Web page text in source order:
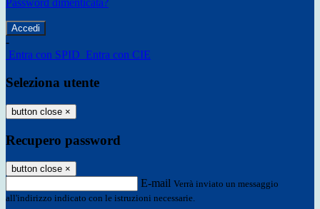
Password dimenticata?
-
Entra con SPID Entra con CIE
Seleziona utente
button close ×
Recupero password
button close ×
E-mail Verrà inviato un messaggio
all'indirizzo indicato con le istruzioni necessarie.